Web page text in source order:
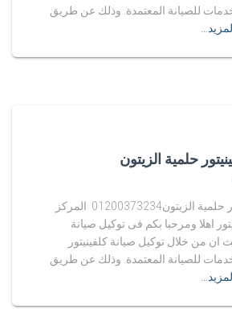
للصيانة المعتمدة. وذلك عن طريق
حلمية الزيتون
توكيل صيانة كلفينيتور حلمية الزيتون01200373234 المركز
اهلا ومرحبا بكم فى توكيل صيانة
ان من خلال توكيل صيانة كلفينيتور
للصيانة المعتمدة. وذلك عن طريق